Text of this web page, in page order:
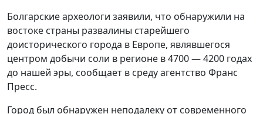
Болгарские археологи заявили, что обнаружили на
востоке страны развалины старейшего
доисторического города в Европе, являвшегося
центром добычи соли в регионе в 4700 — 4200 годах
до нашей эры, сообщает в среду агентство Франс
Пресс.
Город был обнаружен неподалеку от современного